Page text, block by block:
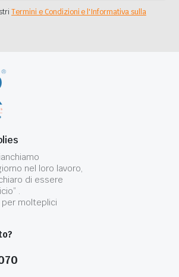
Termini e Condizioni e l'Informativa sulla
nel loro lavoro,
di essere
.
molteplici